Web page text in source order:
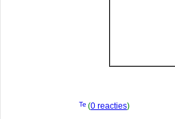
(0 reacties)